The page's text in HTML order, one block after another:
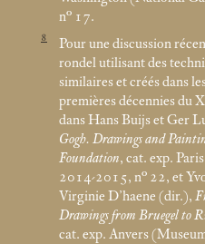
n° 17.
8
Pour une discussion
rondel utilisant des
similaires et créés dans
premières décennies du
dans Hans Buijs et Ger
Gogh. Drawings and
Foundation, cat. exp.
2014-2015, n° 22, et
Virginie D’haene (dir.),
Drawings from Bruegel to
cat. exp. Anvers